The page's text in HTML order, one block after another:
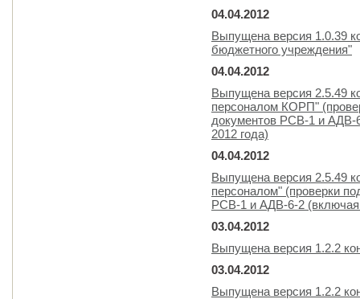
04.04.2012
Выпущена версия 1.0.39
бюджетного учреждения"
04.04.2012
Выпущена версия 2.5.49
персоналом КОРП"
документов РСВ-1 и АДВ-
2012 года)
04.04.2012
Выпущена версия 2.5.49
персоналом" (проверки
РСВ-1 и АДВ-6-2 (включая
03.04.2012
Выпущена версия 1.2.2
03.04.2012
Выпущена версия 1.2.2